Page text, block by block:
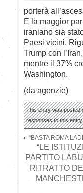
porterà
E la maggior
iraniano sia
Paesi vicini.
Trump con
mentre il 37%
Washington.
(da agenzie)
This entry was posted
responses to this
« “BASTA ROMA
“LE
PARTITO
RITRATTO